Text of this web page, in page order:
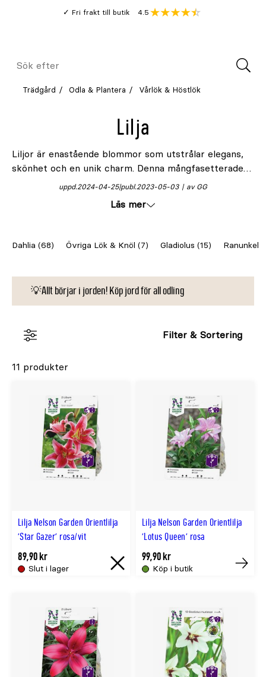
Fri frakt till butik
Genomsnitt
4.5
Meny
Sök
Trädgård Odla & Plantera Vårlök & Höstlök
Lilja
Liljor är enastående blommor som utstrålar elegans,
skönhet och en unik charm. Denna mångfasetterade
blomma finns i en rad olika sorter och färger, och
förfining. Utforska skönheten hos liljor och upptäck
världen över.
publ.2023-05-03
uppd.2024-04-25 av GG
Läs mer
Dahlia (68) Övriga Lök & Knöl (7) Gladiolus (15) Ranunkel
💡Allt börjar i jorden! Köp jord för all odling
Filter & Sortering
11 produkter
Lilja Nelson Garden Orientlilja
'Star Gazer' rosa/vit
Slut i lager
89,90 kr
Slut
Lilja Nelson Garden Orientlilja
'Lotus Queen' rosa
Köp i butik
99,90 kr